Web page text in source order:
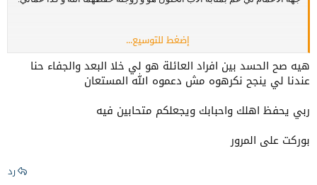
أسباب ضعف صلة الرحم في زماننا راجع لعدة عوامل أهمها التفرقة، و اللي
عندو المال يحبوه و الغيرةو الحسد.
دائما ما أدفع عطلة مرضية بلا أجر من أجل مشاركتهم اللحظة..
منهم حاجة خلاف
رجعنا في وقت صلة الرحم مربوطة بقبول صداقة أو بلوك.. يعني صعييب زماننا
إضغط للتوسيع...
هيه صح الحسد بين افراد العائلة هو لي خلا البعد والجفاء حنا
عندنا لي ينجح نكرهوه مش دعموه الله المستعان
ربي يحفظ اهلك واحبابك ويجعلكم متحابين فيه
بوركت على المرور
رد